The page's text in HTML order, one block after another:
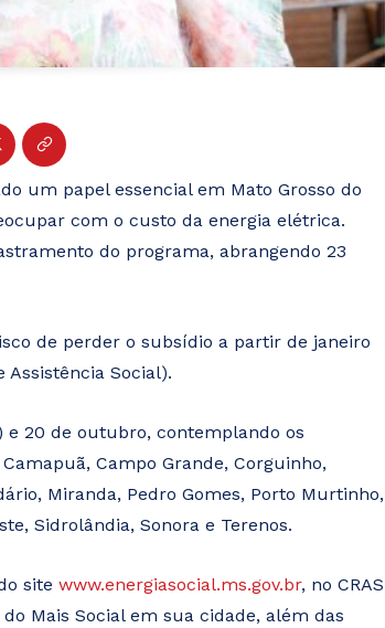
um papel essencial em Mato Grosso do
com o custo da energia elétrica.
do programa, abrangendo 23
de perder o subsídio a partir de janeiro
Assistência Social).
20 de outubro, contemplando os
Campo Grande, Corguinho,
Miranda, Pedro Gomes, Porto Murtinho,
Sidrolândia, Sonora e Terenos.
site www.energiasocial.ms.gov.br, no CRAS
Mais Social em sua cidade, além das